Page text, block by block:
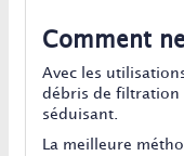
Comment
Avec les
débris de filtration
séduisant.
La meilleure